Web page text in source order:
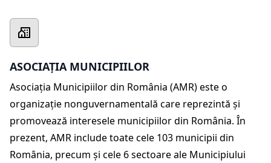
ASOCIAȚIA MUNICIPIILOR
Asociația Municipiilor din România (AMR) este o
organizație nonguvernamentală care reprezintă și
promovează interesele municipiilor din România. În
prezent, AMR include toate cele 103 municipii din
România, precum şi cele 6 sectoare ale Municipiului